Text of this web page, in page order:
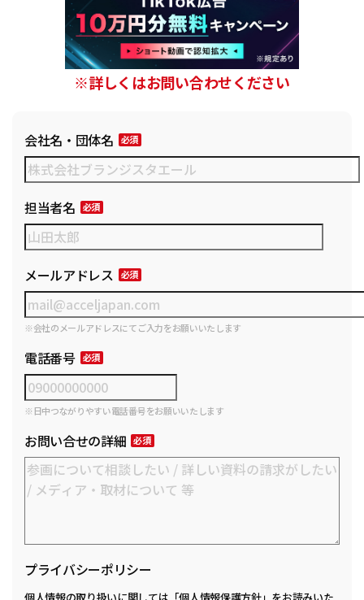
※詳しくはお問い合わせください
会社名・団体名
担当者名
メールアドレス
※会社のメールアドレスにてご入力をお願いいたします
電話番号
※日中つながりやすい電話番号をお願いいたします
お問い合せの詳細
プライバシーポリシー